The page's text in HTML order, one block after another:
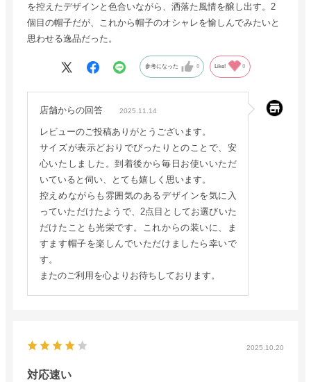
を控えたデザインと色合いながら、洒落た風情を醸し出す。2
個目の帽子だが、これから帽子のオシャレを愉しんでみたいと
思わせる逸品だった。
参考になった 0 Like! 0
店舗からの回答 2025.11.14
レビューのご投稿ありがとうございます。
サイズが表示どおりでぴったりとのことで、安
心いたしました。到着後から毎日お使いいただ
いていると伺い、とても嬉しく思います。
控えめながらも雰囲気のあるデザインを気に入
っていただけたようで、2点目としてお選びいた
だけたことも光栄です。これからの装いに、ま
すます帽子を楽しんでいただけましたら幸いで
す。
またのご利用を心よりお待ちしております。
2025.10.20
対応速い